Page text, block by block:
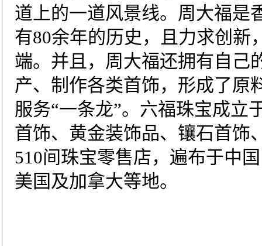
道上的一道风景线。周大福是
有80余年的历史，且力求创新
端。并且，周大福还拥有自己
产、制作各类首饰，形成了原
服务“一条龙”。六福珠宝成立
首饰、黄金装饰品、镶石首饰
510间珠宝零售店，遍布于中
美国及加拿大等地。